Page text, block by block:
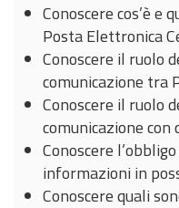
Conoscere cos’è
Posta Elettronica
Conoscere il ruolo
comunicazione tra
Conoscere il ruolo
comunicazione
Conoscere
informazioni in
Conoscere quali